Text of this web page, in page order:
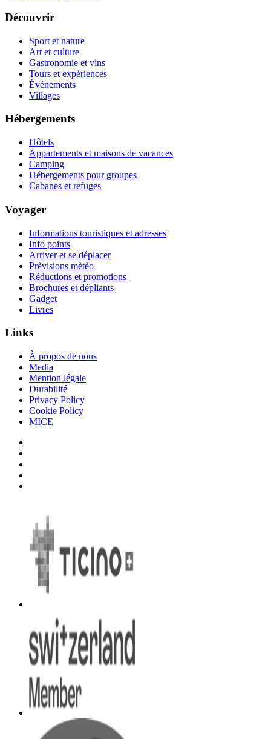
Découvrir
Sport et nature
Art et culture
Gastronomie et vins
Tours et expériences
Événements
Villages
Hébergements
Hôtels
Appartements et maisons de vacances
Camping
Hébergements pour groupes
Cabanes et refuges
Voyager
Informations touristiques et adresses
Info points
Arriver et se déplacer
Prèvisions mètèo
Réductions et promotions
Brochures et dépliants
Gadget
Livres
Links
À propos de nous
Media
Mention légale
Durabilité
Privacy Policy
Cookie Policy
MICE